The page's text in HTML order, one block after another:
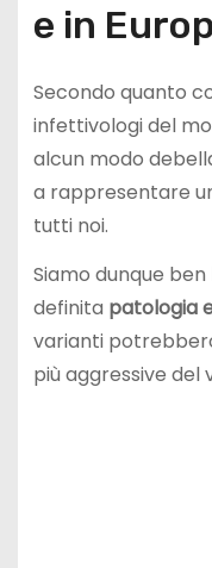
e in
Secondo quanto
infettivologi del
alcun modo
a rappresentare
tutti noi.
Siamo dunque
definita patologia
varianti
più aggressive del